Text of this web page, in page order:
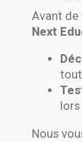
Avant de
Next
Nous